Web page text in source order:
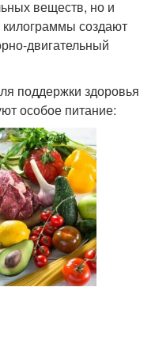
веществ, но и
создают
двигательный
поддержки здоровья
особое питание: